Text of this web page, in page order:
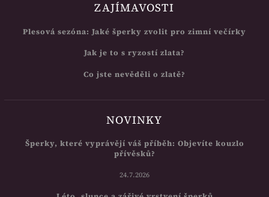
ZAJÍMAVOSTI
Plesová sezóna: Jaké šperky zvolit pro zimní večírky
Jak je to s ryzostí zlata?
Co jste nevěděli o zlatě?
NOVINKY
Šperky, které vyprávějí váš příběh: Objevíte kouzlo
přívěsků?
24.7.2026